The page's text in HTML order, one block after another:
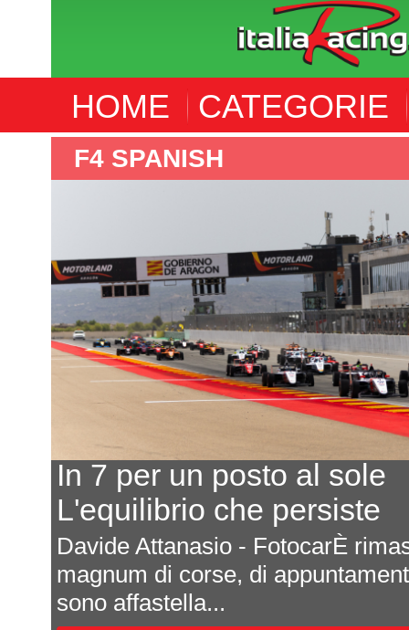
HOME CATEGORIE
F4 ITALIA
Ecco il calendario 2027
Ultima prova a Montmelò
Saranno sette appuntamenti tutti
Formula 4 italiana 2027. La ricca
una impor...